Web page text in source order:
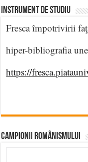
INSTRUMENT DE STUDIU
Fresca împotrivirii
hiper-bibliografia
https://
CAMPIONII ROMÂNISMULUI